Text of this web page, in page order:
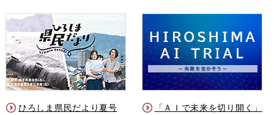
ひろしま県民だより夏号
「ＡＩで未来を切り開く」